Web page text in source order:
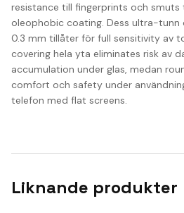
resistance till fingerprints och smuts
oleophobic coating. Dess ultra-tunn
0.3 mm tillåter för full sensitivity av
covering hela yta eliminates risk av
accumulation under glas, medan
comfort och safety under
telefon med flat screens.
Liknande produkter